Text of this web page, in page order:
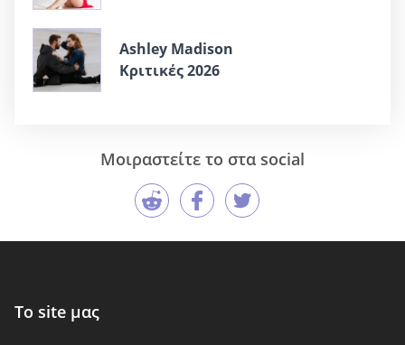
Ashley Madison
Κριτικές 2026
Μοιραστείτε το στα social
Το site μας